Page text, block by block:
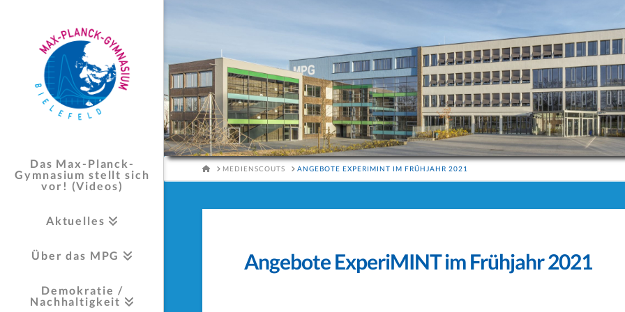
Das Max-Planck-
Gymnasium stellt sich
vor! (Videos)
Aktuelles
Über das MPG
Demokratie /
Nachhaltigkeit
HOMEMEDIENSCOUTS ANGEBOTE EXPERIMINT IM FRÜHJAHR 2021
Angebote ExperiMINT im Frühjahr 2021